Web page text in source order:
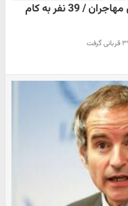
اولین عکس از تصادف اتوبوس مهاجران / 39 نفر به کام